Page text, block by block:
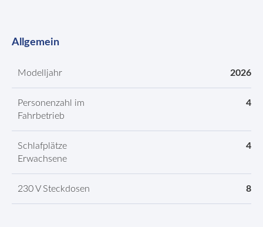
Allgemein
Modelljahr 2026
Personenzahl im
Fahrbetrieb
4
Schlafplätze
Erwachsene
4
230 V Steckdosen 8